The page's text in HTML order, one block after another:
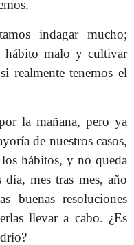
indagar mucho;
hábito malo y cultivar
realmente tenemos el
la mañana, pero ya
de nuestros casos,
hábitos, y no queda
mes tras mes, año
buenas resoluciones
llevar a cabo. ¿Es